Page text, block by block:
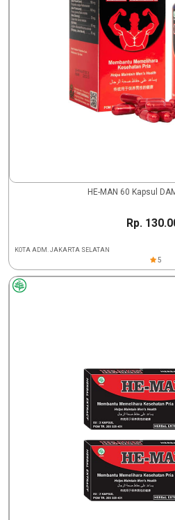
HE-MAN 60 Kapsul
Rp.
KOTA ADM. JAKARTA SELATAN
5